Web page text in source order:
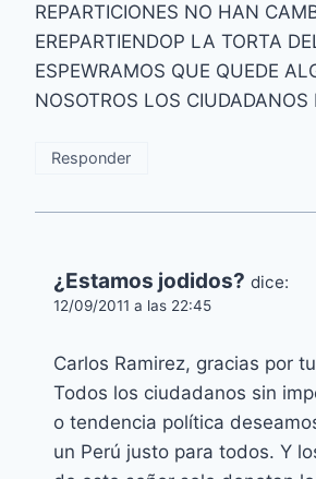
REPARTICIONES NO HAN
EREPARTIENDOP LA TORTA
ESPEWRAMOS QUE QUEDE
NOSOTROS LOS CIUDADANOS
Responder
¿Estamos jodidos? dice:
12/09/2011 a las 22:45
Carlos Ramirez, gracias por
Todos los ciudadanos sin
o tendencia política
un Perú justo para todos. Y